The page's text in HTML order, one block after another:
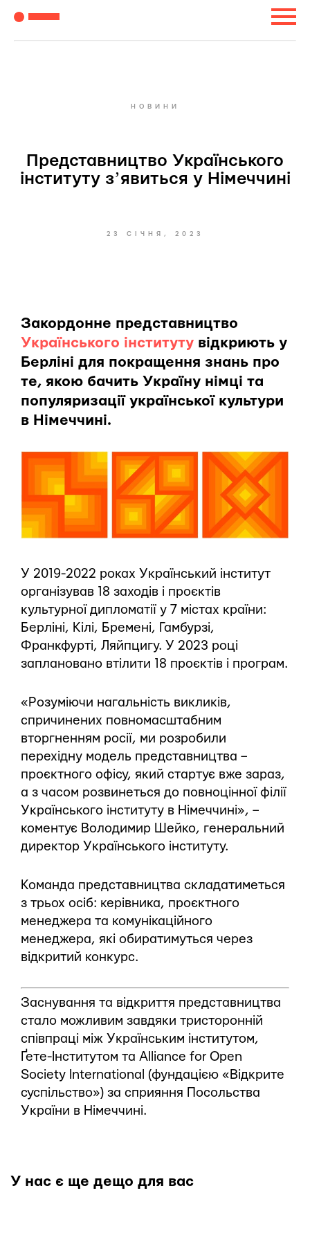
НОВИНИ
Представництво Українського
інституту зʼявиться у Німеччині
23 СІЧНЯ, 2023
Закордонне представництво
Українського інституту відкриють у
Берліні для покращення знань про
те, якою бачить Україну німці та
популяризації української культури
в Німеччині.
У 2019-2022 роках Український інститут
організував 18 заходів і проєктів
культурної дипломатії у 7 містах країни:
Берліні, Кілі, Бремені, Гамбурзі,
Франкфурті, Ляйпцигу. У 2023 році
заплановано втілити 18 проєктів і програм.
«Розуміючи нагальність викликів,
спричинених повномасштабним
вторгненням росії, ми розробили
перехідну модель представництва –
проєктного офісу, який стартує вже зараз,
а з часом розвинеться до повноцінної філії
Українського інституту в Німеччині», –
коментує Володимир Шейко, генеральний
директор Українського інституту.
Команда представництва складатиметься
з трьох осіб: керівника, проєктного
менеджера та комунікаційного
менеджера, які обиратимуться через
відкритий конкурс.
Заснування та відкриття представництва
стало можливим завдяки тристоронній
співпраці між Українським інститутом,
Ґете-Інститутом та Alliance for Open
Society International (фундацією «Відкрите
суспільство») за сприяння Посольства
України в Німеччині.
У нас є ще дещо для вас